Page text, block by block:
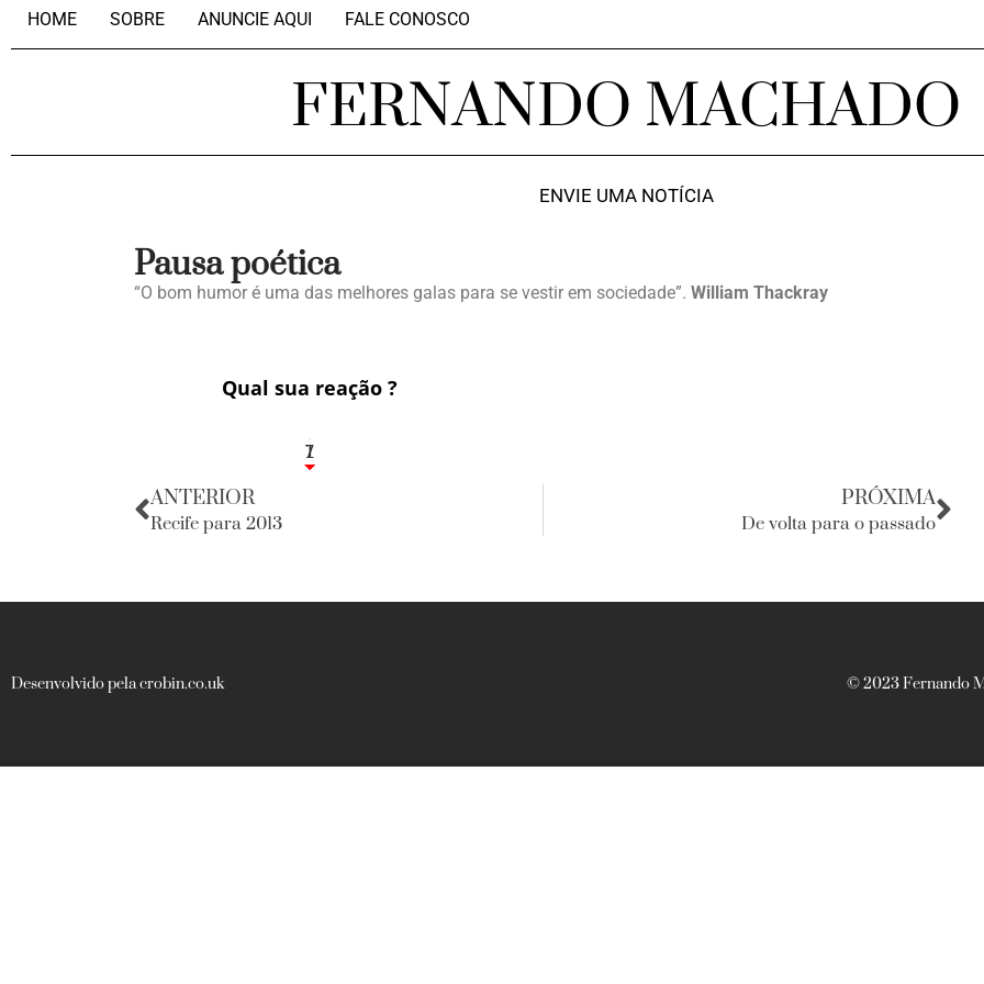
HOME SOBRE ANUNCIE AQUI FALE CONOSCO
FERNANDO MACHADO
ENVIE UMA NOTÍCIA
Pausa poética
“O bom humor é uma das melhores galas para se vestir em sociedade”. William Thackray
Qual sua reação ?
1
7
ANTERIOR
Recife para 2013
PRÓXIMA
De volta para o passado
Desenvolvido pela crobin.co.uk © 2023 Fernando